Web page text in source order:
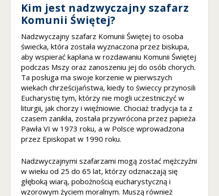
Kim jest nadzwyczajny szafarz
Komunii Świętej?
Nadzwyczajny szafarz Komunii Świętej to osoba
świecka, która została wyznaczona przez biskupa,
aby wspierać kapłana w rozdawaniu Komunii Świętej
podczas Mszy oraz zanoszeniu jej do osób chorych.
Ta posługa ma swoje korzenie w pierwszych
wiekach chrześcijaństwa, kiedy to świeccy przynosili
Eucharystię tym, którzy nie mogli uczestniczyć w
liturgii, jak chorzy i więźniowie. Chociaż tradycja ta z
czasem zanikła, została przywrócona przez papieża
Pawła VI w 1973 roku, a w Polsce wprowadzona
przez Episkopat w 1990 roku.
Nadzwyczajnymi szafarzami mogą zostać mężczyźni
w wieku od 25 do 65 lat, którzy odznaczają się
głęboką wiarą, pobożnością eucharystyczną i
wzorowym życiem moralnym. Muszą również
a
b
y
ś
m
y
m
o
gl
i
p
o
a
w
ić